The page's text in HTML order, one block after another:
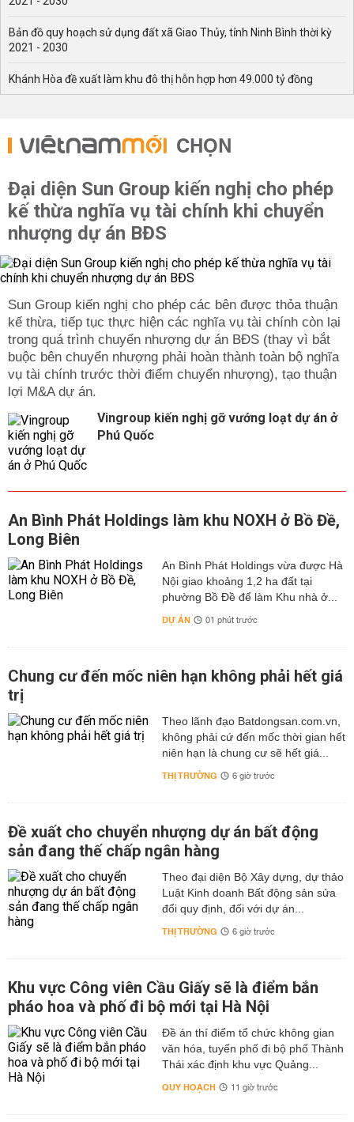
Bản đồ quy hoạch sử dụng đất xã Giao Thủy, tỉnh Ninh Bình thời kỳ
2021 - 2030
Khánh Hòa đề xuất làm khu đô thị hỗn hợp hơn 49.000 tỷ đồng
CHỌN
Đại diện Sun Group kiến nghị cho phép
kế thừa nghĩa vụ tài chính khi chuyển
nhượng dự án BĐS
Sun Group kiến nghị cho phép các bên được thỏa thuận
kế thừa, tiếp tục thực hiện các nghĩa vụ tài chính còn lại
trong quá trình chuyển nhượng dự án BĐS (thay vì bắt
buộc bên chuyển nhượng phải hoàn thành toàn bộ nghĩa
vụ tài chính trước thời điểm chuyển nhượng), tạo thuận
lợi M&A dự án.
Vingroup kiến nghị gỡ vướng loạt dự án ở
Phú Quốc
An Bình Phát Holdings làm khu NOXH ở Bồ Đề,
Long Biên
An Bình Phát Holdings vừa được Hà
Nội giao khoảng 1,2 ha đất tại
phường Bồ Đề để làm Khu nhà ở...
DỰ ÁN 01 phút trước
Chung cư đến mốc niên hạn không phải hết giá
trị
Theo lãnh đạo Batdongsan.com.vn,
không phải cứ đến mốc thời gian hết
niên hạn là chung cư sẽ hết giá...
THỊ TRƯỜNG 6 giờ trước
Đề xuất cho chuyển nhượng dự án bất động
sản đang thế chấp ngân hàng
Theo đại diện Bộ Xây dựng, dự thảo
Luật Kinh doanh Bất động sản sửa
đổi quy định, đối với dự án...
THỊ TRƯỜNG 6 giờ trước
Khu vực Công viên Cầu Giấy sẽ là điểm bắn
pháo hoa và phố đi bộ mới tại Hà Nội
Đề án thí điểm tổ chức không gian
văn hóa, tuyến phố đi bộ phố Thành
Thái xác định khu vực Quảng...
QUY HOẠCH 11 giờ trước